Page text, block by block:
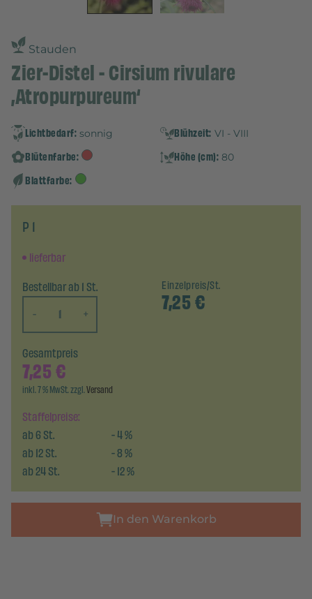
Stauden
Zier-Distel - Cirsium rivulare
‚Atropurpureum‘
Lichtbedarf: sonnig Blühzeit: VI - VIII
Blütenfarbe: Höhe (cm): 80
Blattfarbe:
P 1
lieferbar
Bestellbar ab 1 St.
-
+
Einzelpreis/St.
7,25€
Staffelpreise:
ab6St. -4%
ab12St. -8%
ab24St. -12%
Gesamtpreis
7,25€
inkl. 7 % MwSt. zzgl.Versand
In den Warenkorb